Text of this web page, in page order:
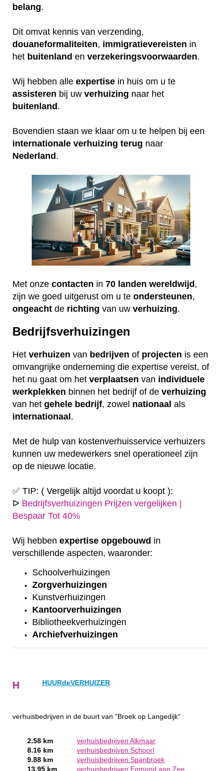
belang.
Dit omvat kennis van verzending,
douaneformaliteiten, immigratievereisten in
het buitenland en verzekeringsvoorwaarden.
Wij hebben alle expertise in huis om u te
assisteren bij uw verhuizing naar het
buitenland.
Bovendien staan we klaar om u te helpen bij een
internationale verhuizing terug naar
Nederland.
Met onze contacten in 70 landen wereldwijd,
zijn we goed uitgerust om u te ondersteunen,
ongeacht de richting van uw verhuizing.
Bedrijfsverhuizingen
Het verhuizen van bedrijven of projecten is een
omvangrijke onderneming die expertise vereist, of
het nu gaat om het verplaatsen van individuele
werkplekken binnen het bedrijf of de verhuizing
van het gehele bedrijf, zowel nationaal als
internationaal .
Met de hulp van kostenverhuisservice verhuizers
kunnen uw medewerkers snel operationeel zijn
op de nieuwe locatie.
✅ TIP: ( Vergelijk altijd voordat u koopt ):
ᐅ Bedrijfsverhuizingen Prijzen vergelijken |
Bespaar Tot 40%
Wij hebben expertise opgebouwd in
verschillende aspecten, waaronder:
Schoolverhuizingen
Zorgverhuizingen
Kunstverhuizingen
Kantoorverhuizingen
Bibliotheekverhuizingen
Archiefverhuizingen
H HUURdeVERHUIZER
verhuisbedrijven in de buurt van "Broek op Langedijk"
2.58 km
verhuisbedrijven Alkmaar
8.16 km
verhuisbedrijven Schoorl
9.88 km
verhuisbedrijven Spanbroek
13.95 km
verhuisbedrijven Egmond aan Zee